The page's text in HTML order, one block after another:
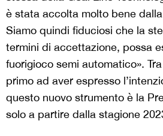
è stata accolta molto bene
Siamo quindi fiduciosi che la
termini di accettazione, possa
fuorigioco semi automatico».
primo ad aver espresso
questo nuovo strumento è la
solo a partire dalla stagione